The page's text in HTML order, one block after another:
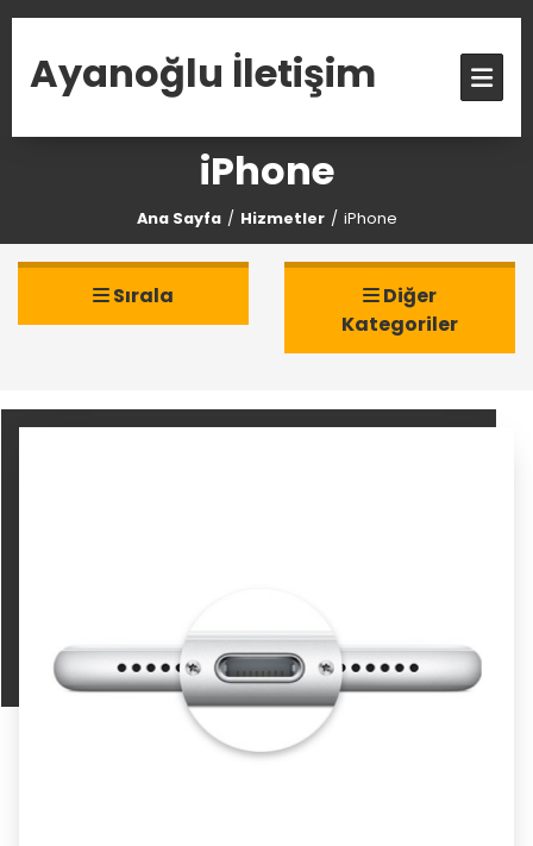
Ayanoğlu İletişim
iPhone
Ana Sayfa Hizmetler iPhone
Sırala
Diğer
Kategoriler